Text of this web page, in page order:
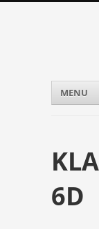
Skip to
MENU
6D